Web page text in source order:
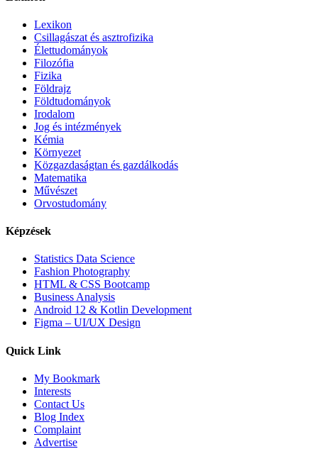
Lexikon
Csillagászat és asztrofizika
Élettudományok
Filozófia
Fizika
Földrajz
Földtudományok
Irodalom
Jog és intézmények
Kémia
Környezet
Közgazdaságtan és gazdálkodás
Matematika
Művészet
Orvostudomány
Képzések
Statistics Data Science
Fashion Photography
HTML & CSS Bootcamp
Business Analysis
Android 12 & Kotlin Development
Figma – UI/UX Design
Quick Link
My Bookmark
Interests
Contact Us
Blog Index
Complaint
Advertise